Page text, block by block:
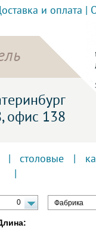
и оплата
офис 138
столовые
0 Фабрика